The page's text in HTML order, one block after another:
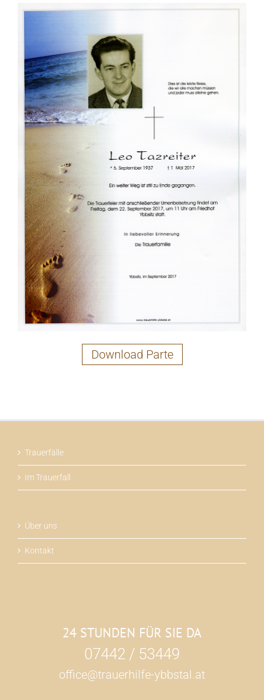
Download Parte
Trauerfälle
Im Trauerfall
Über uns
Kontakt
24 STUNDEN FÜR SIE DA
07442 / 53449
office@trauerhilfe-ybbstal.at